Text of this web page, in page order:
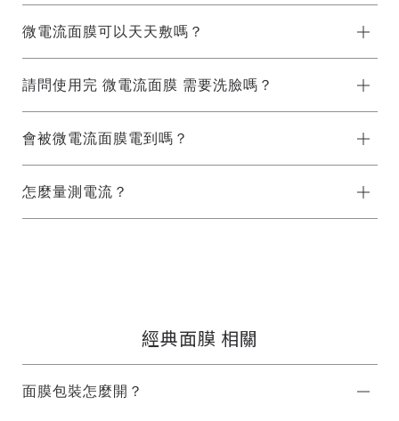
微電流面膜可以天天敷嗎？
請問使用完 微電流面膜 需要洗臉嗎？
會被微電流面膜電到嗎？
怎麼量測電流？
經典面膜 相關
面膜包裝怎麼開？